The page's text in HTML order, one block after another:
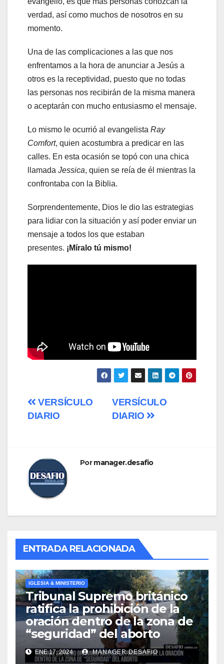
verdad, así como muchos de nosotros en su
momento.
Una de las complicaciones a las que nos
enfrentamos a la hora de anunciar a Jesús a
otros es la receptividad, puesto que no todas
las personas nos recibirán de la misma manera
o aceptarán con mucho entusiasmo el mensaje.
Lo mismo le ocurrió al evangelista Ray
Comfort, quien acostumbra a predicar en las
calles. En esta ocasión se topó con una chica
llamada Jessica, quien se reía de él mientras la
confrontaba con la Biblia.
Sorprendentemente, Dios le dio las estrategias
para lidiar con la situación y así poder enviar un
mensaje a todos los que estaban
presentes. ¡Míralo tú mismo!
NavegaciónVERSÍCULO
DIARIO
VERSÍCULO
DIARIO
Pormanager.desafio
ENTRADA RELACIONADA
IGLESIA & MINISTERIO
Tribunal Supremo británico
ratifica la prohibición de la
oración dentro de la zona de
“seguridad” del aborto
ENE 17, 2024 MANAGER.DESAFIO